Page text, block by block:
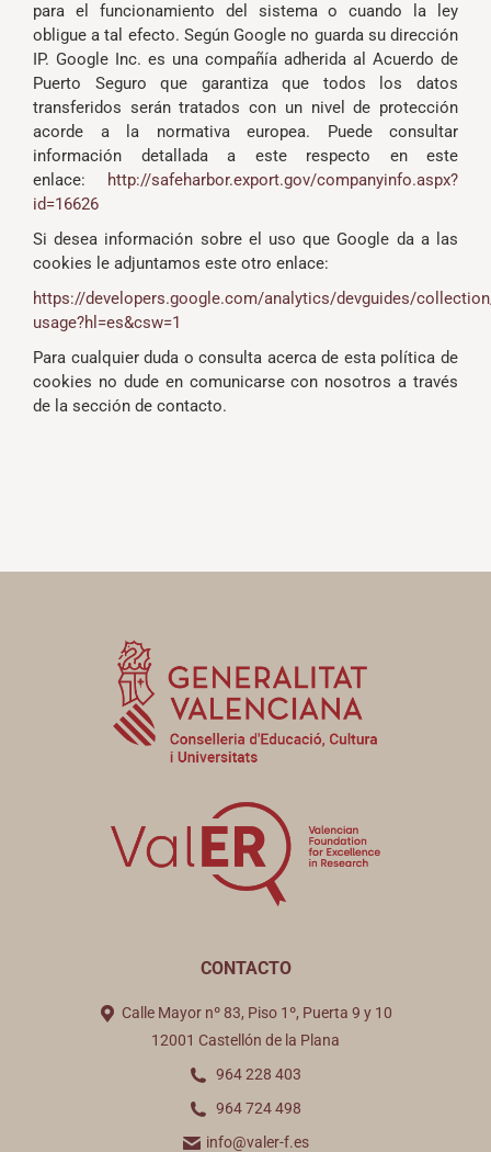
para el funcionamiento del sistema o cuando la ley
obligue a tal efecto. Según Google no guarda su dirección
IP. Google Inc. es una compañía adherida al Acuerdo de
Puerto Seguro que garantiza que todos los datos
transferidos serán tratados con un nivel de protección
acorde a la normativa europea. Puede consultar
información detallada a este respecto en este
enlace:
http://safeharbor.export.gov/companyinfo.aspx?
id=16626
Si desea información sobre el uso que Google da a las
cookies le adjuntamos este otro enlace:
https://developers.google.com/analytics/devguides/
usage?hl=es&csw=1
Para cualquier duda o consulta acerca de esta política de
cookies no dude en comunicarse con nosotros a través
de la sección de contacto.
CONTACTO
Calle Mayor nº 83, Piso 1º, Puerta 9 y 10
12001 Castellón de la Plana
964 228 403
964 724 498
info@valer-f.es